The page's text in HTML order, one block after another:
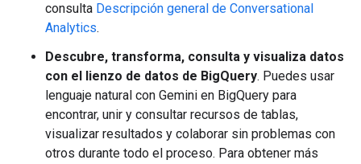
consulta Descripción general de Conversational
Analytics.
Descubre, transforma, consulta y visualiza datos
con el lienzo de datos de BigQuery. Puedes usar
lenguaje natural con Gemini en BigQuery para
encontrar, unir y consultar recursos de tablas,
visualizar resultados y colaborar sin problemas con
otros durante todo el proceso. Para obtener más